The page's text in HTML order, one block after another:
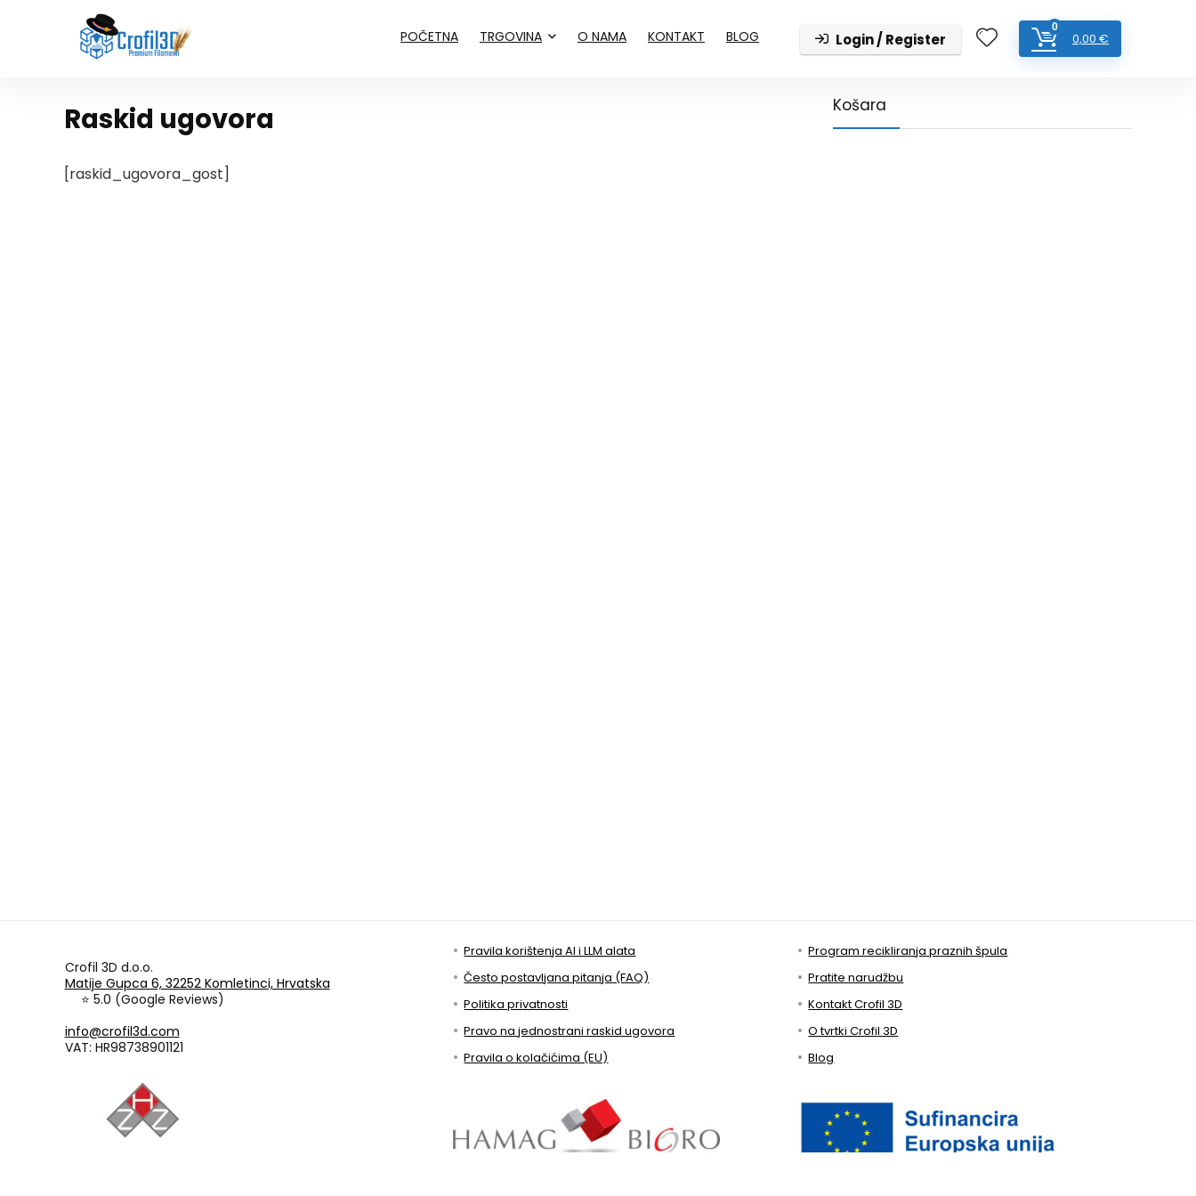
POČETNA TRGOVINA O NAMA KONTAKT BLOG Login / Register
0
0,00 €
Raskid ugovora
[raskid_ugovora_gost]
Košara
Crofil 3D d.o.o.
Matije Gupca 6, 32252 Komletinci, Hrvatska
⭐ 5.0 (Google Reviews)
info@crofil3d.com
VAT: HR98738901121
Pravila korištenja AI i LLM alata
Često postavljana pitanja (FAQ)
Politika privatnosti
Pravo na jednostrani raskid ugovora
Pravila o kolačićima (EU)
Program recikliranja praznih špula
Pratite narudžbu
Kontakt Crofil 3D
O tvrtki Crofil 3D
Blog